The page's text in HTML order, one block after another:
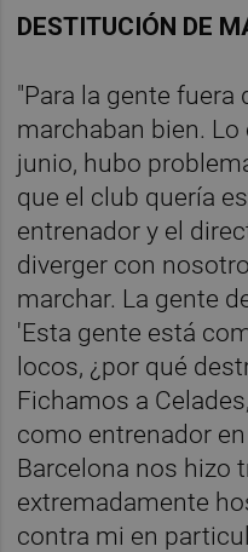
DESTITUCIÓN DE
"Para la gente fuera
marchaban bien.
junio, hubo
que el club quería
entrenador y el
diverger con
marchar. La gente
'Esta gente está
locos, ¿por qué
Fichamos a
como entrenador
Barcelona nos hizo
extremadamente
contra mi en